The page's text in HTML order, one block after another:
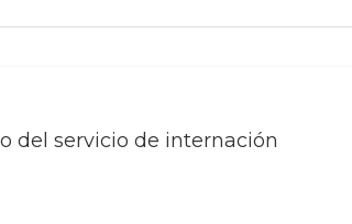
del servicio de internación